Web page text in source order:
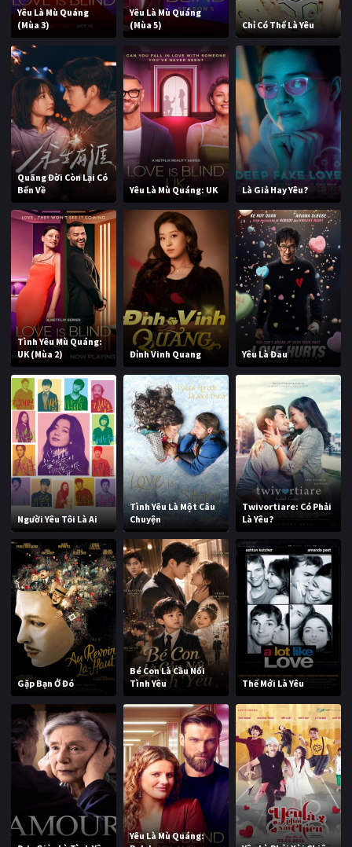
Yêu Là Mù Quáng
(Mùa 3)
Yêu Là Mù Quáng
(Mùa 5)
Chỉ Có Thể Là Yêu
Quãng Đời Còn Lại Có
Bến Về
Yêu Là Mù Quáng: UK Là Giả Hay Yêu?
Tình Yêu Mù Quáng:
UK (Mùa 2)
Đỉnh Vinh Quang Yêu Là Đau
Người Yêu Tôi Là Ai
Tình Yêu Là Một Câu
Chuyện
Twivortiare: Có Phải
Là Yêu?
Gặp Bạn Ở Đó
Bé Con Là Cầu Nối
Tình Yêu
Thế Mới Là Yêu
Yêu Là Mù Quáng: